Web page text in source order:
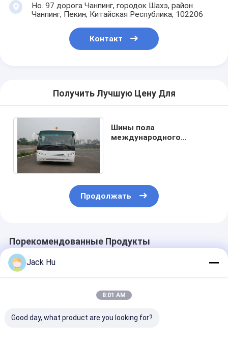
Но. 97 дорога Чанпинг, городок Шахэ, район
Чанпинг, Пекин, Китайская Республика, 102206
Контакт
Получить Лучшую Цену Для
Шины пола
международного
Продолжать
Порекомендованные Продукты
Jack Hu
8:01 AM
Good day, what product are you looking for?